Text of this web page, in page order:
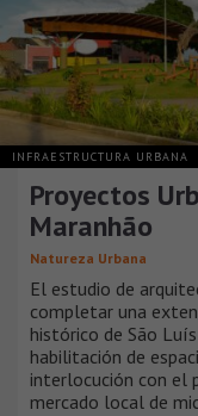
INFRAESTRUCTURA URBANA
Proyectos
Maranhão
Natureza Urbana
El estudio de
completar una
histórico de São
habilitación de
interlocución con el
mercado local de